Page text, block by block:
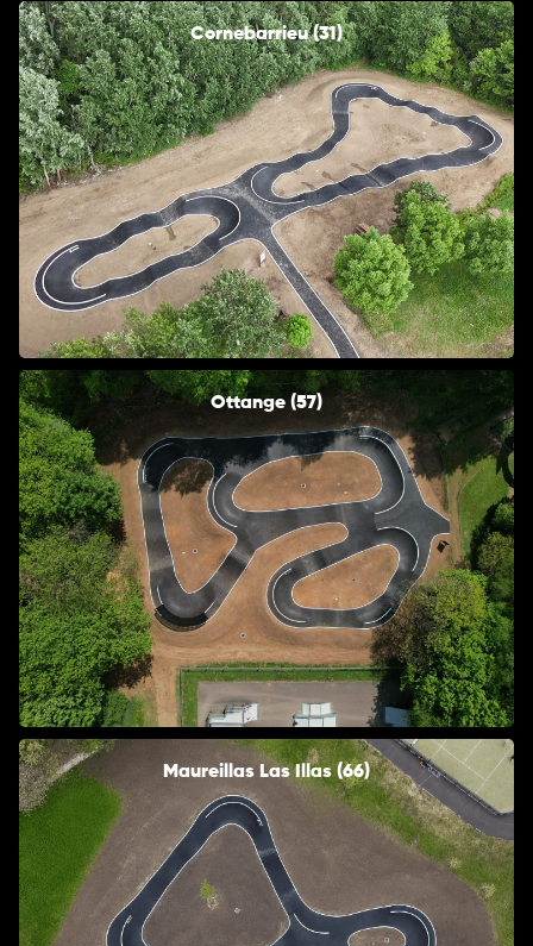
Cornebarrieu (31)
Ottange (57)
Maureillas Las Illas (66)